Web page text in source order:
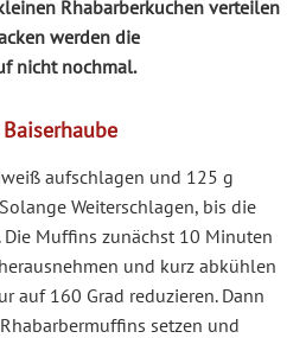
Rhabarberkuchen verteilen
werden die
nicht nochmal.
aufschlagen und 125 g
Weiterschlagen, bis die
Die Muffins zunächst 10 Minuten
und kurz abkühlen
auf 160 Grad reduzieren. Dann
setzen und